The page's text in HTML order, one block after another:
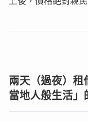
兩天（過夜）租
當地人般生活」